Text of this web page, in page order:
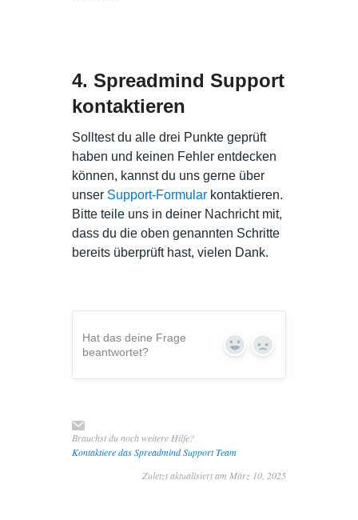
4. Spreadmind Support
kontaktieren
Solltest du alle drei Punkte geprüft
haben und keinen Fehler entdecken
können, kannst du uns gerne über
unser Support-Formular kontaktieren.
Bitte teile uns in deiner Nachricht mit,
dass du die oben genannten Schritte
bereits überprüft hast, vielen Dank.
Hat das deine Frage
beantwortet?
Yes No
Brauchst du noch weitere Hilfe?
Kontaktiere das Spreadmind Support Team
Zuletzt aktualisiert am März 10, 2025